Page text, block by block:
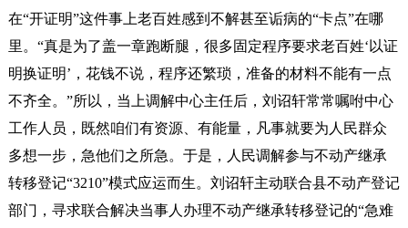
在“开证明”这件事上老百姓感到不解甚至诟病的“卡点”在哪
里。“真是为了盖一章跑断腿，很多固定程序要求老百姓‘以证
明换证明’，花钱不说，程序还繁琐，准备的材料不能有一点
不齐全。”所以，当上调解中心主任后，刘诏轩常常嘱咐中心
工作人员，既然咱们有资源、有能量，凡事就要为人民群众
多想一步，急他们之所急。于是，人民调解参与不动产继承
转移登记“3210”模式应运而生。刘诏轩主动联合县不动产登记
部门，寻求联合解决当事人办理不动产继承转移登记的“急难